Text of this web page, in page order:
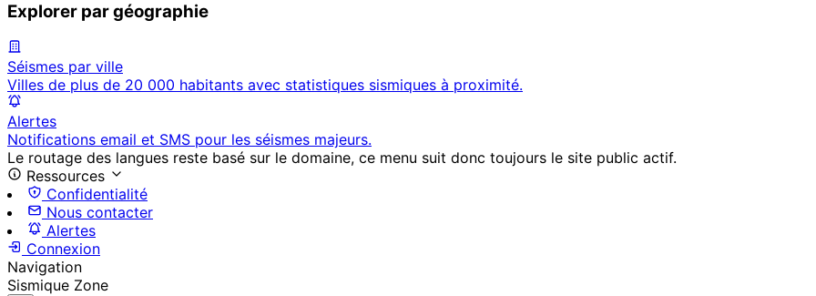
Explorer par géographie
Séismes par ville
Villes de plus de 20 000 habitants avec statistiques sismiques à proximité.
Alertes
Notifications email et SMS pour les séismes majeurs.
Le routage des langues reste basé sur le domaine, ce menu suit donc toujours le site public actif.
Ressources
Confidentialité
Nous contacter
Alertes
Connexion
Navigation
Sismique Zone